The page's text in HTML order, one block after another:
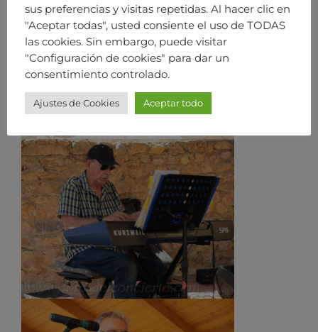
sus preferencias y visitas repetidas. Al hacer clic en
"Aceptar todas", usted consiente el uso de TODAS
las cookies. Sin embargo, puede visitar
"Configuración de cookies" para dar un
consentimiento controlado.
Ajustes de Cookies Aceptar todo